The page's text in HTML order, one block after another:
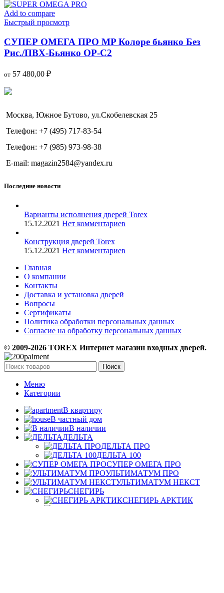
Add to compare
Быстрый просмотр
СУПЕР ОМЕГА ПРО MP Колоре бьянко Без
Рис./ПВХ-Бьянко OP-C2
от 57 480,00 ₽
Москва, Южное Бутово, ул.Скобелевская 25
Телефон: +7 (495) 717-83-54
Телефон: +7 (985) 973-98-38
E-mail: magazin2584@yandex.ru
Последние новости
Варианты исполнения дверей Torex
15.12.2021 Нет комментариев
Конструкция дверей Torex
15.12.2021 Нет комментариев
Главная
О компании
Контакты
Доставка и установка дверей
Вопросы
Сертификаты
Политика обработки персональных данных
Согласие на обработку персональных данных
© 2009-2026 TOREX Интернет магазин входных дверей.
Поиск
Меню
Категории
В квартиру
В частный дом
В наличии
ДЕЛЬТА
ДЕЛЬТА ПРО
ДЕЛЬТА 100
СУПЕР ОМЕГА ПРО
УЛЬТИМАТУМ ПРО
УЛЬТИМАТУМ НЕКСТ
СНЕГИРЬ
СНЕГИРЬ АРКТИК